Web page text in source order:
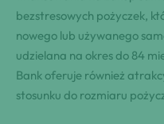
bezstresowych pożyczek,
nowego lub używanego
udzielana na okres do 84
Bank oferuje również
stosunku do rozmiaru